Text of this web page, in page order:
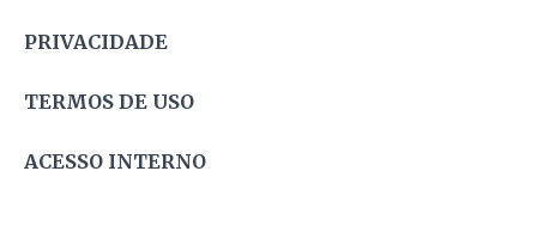
PRIVACIDADE
TERMOS DE USO
ACESSO INTERNO